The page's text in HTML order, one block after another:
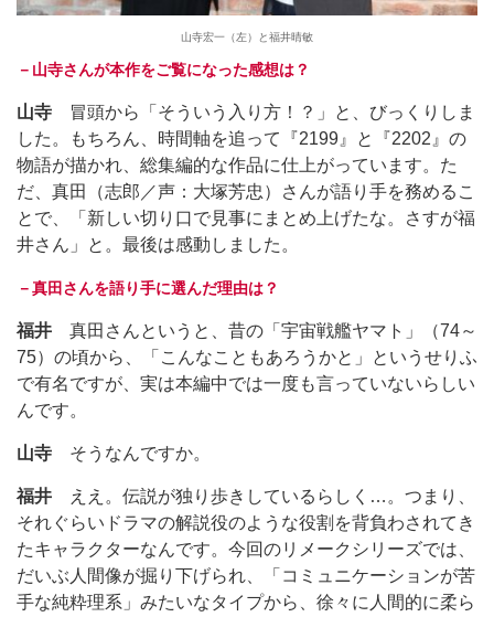
山寺宏一（左）と福井晴敏
－山寺さんが本作をご覧になった感想は？
山寺 冒頭から「そういう入り方！？」と、びっくりしま
した。もちろん、時間軸を追って『2199』と『2202』の
物語が描かれ、総集編的な作品に仕上がっています。た
だ、真田（志郎／声：大塚芳忠）さんが語り手を務めるこ
とで、「新しい切り口で見事にまとめ上げたな。さすが福
井さん」と。最後は感動しました。
－真田さんを語り手に選んだ理由は？
福井 真田さんというと、昔の「宇宙戦艦ヤマト」（74～
75）の頃から、「こんなこともあろうかと」というせりふ
で有名ですが、実は本編中では一度も言っていないらしい
んです。
山寺 そうなんですか。
福井 ええ。伝説が独り歩きしているらしく…。つまり、
それぐらいドラマの解説役のような役割を背負わされてき
たキャラクターなんです。今回のリメークシリーズでは、
だいぶ人間像が掘り下げられ、「コミュニケーションが苦
手な純粋理系」みたいなタイプから、徐々に人間的に柔ら